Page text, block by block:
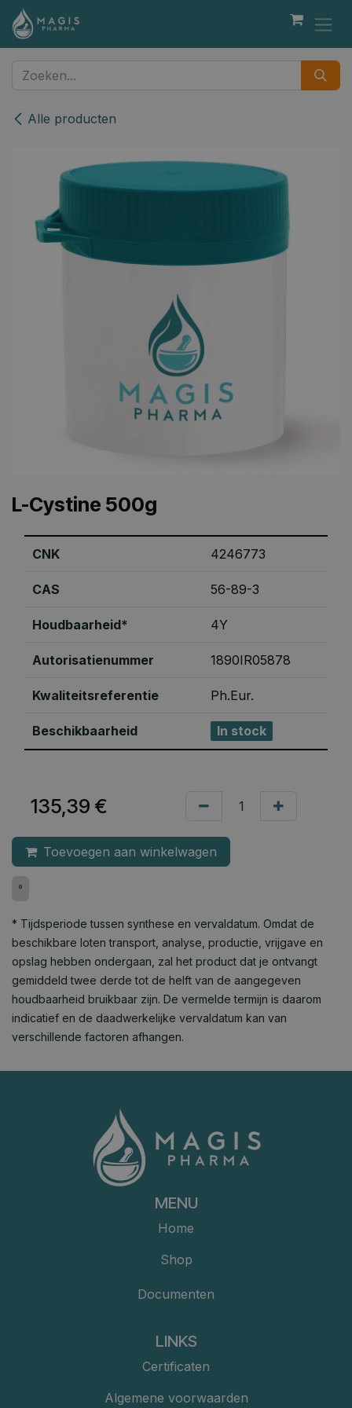
Overslaan naar inhoud
Alle producten
L-Cystine 500g
CNK 4246773
CAS 56-89-3
Houdbaarheid* 4Y
Autorisatienummer 1890IR05878
Kwaliteitsreferentie Ph.Eur.
Beschikbaarheid In stock
135,39 €
Toevoegen aan winkelwagen
°
* Tijdsperiode tussen synthese en vervaldatum. Omdat de
beschikbare loten transport, analyse, productie, vrijgave en
opslag hebben ondergaan, zal het product dat je ontvangt
gemiddeld twee derde tot de helft van de aangegeven
houdbaarheid bruikbaar zijn. De vermelde termijn is daarom
indicatief en de daadwerkelijke vervaldatum kan van
verschillende factoren afhangen.
MENU
Home
Shop
Documenten
LINKS
Certificaten
Algemene voorwaarden